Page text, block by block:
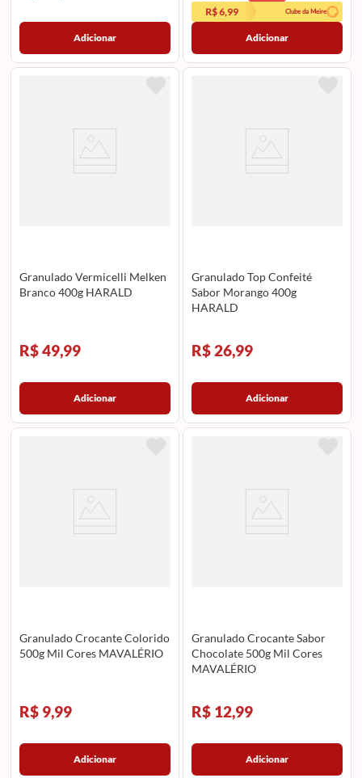
Adicionar
R$ 6,99
Clube da Meire
Adicionar
Granulado Vermicelli Melken
Branco 400g HARALD
R$ 49,99
Adicionar
Granulado Top Confeité
Sabor Morango 400g
HARALD
R$ 26,99
Adicionar
Granulado Crocante Colorido
500g Mil Cores MAVALÉRIO
R$ 9,99
Adicionar
Granulado Crocante Sabor
Chocolate 500g Mil Cores
MAVALÉRIO
R$ 12,99
Adicionar